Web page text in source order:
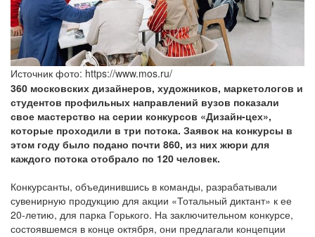
Источник фото: https://www.mos.ru/
360 московских дизайнеров, художников, маркетологов и
студентов профильных направлений вузов показали
свое мастерство на серии конкурсов «Дизайн-цех»,
которые проходили в три потока. Заявок на конкурсы в
этом году было подано почти 860, из них жюри для
каждого потока отобрало по 120 человек.
Конкурсанты, объединившись в команды, разрабатывали
сувенирную продукцию для акции «Тотальный диктант» к ее
20-летию, для парка Горького. На заключительном конкурсе,
состоявшемся в конце октября, они предлагали концепции